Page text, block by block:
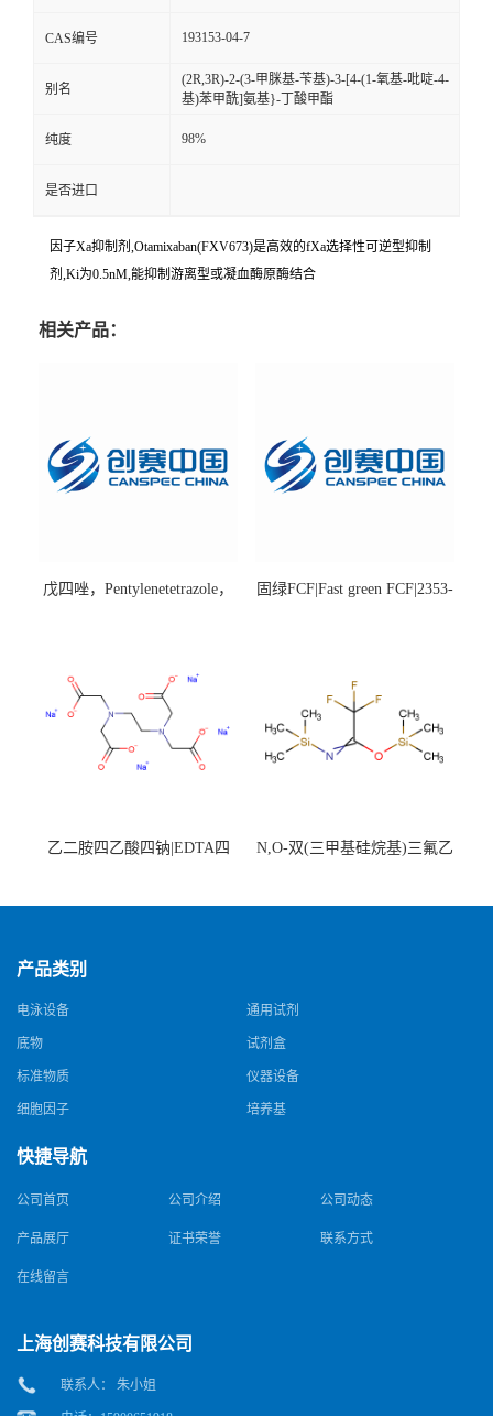
CAS编号 193153-04-7
别名
(2R,3R)-2-(3-甲脒基-苄基)-3-[4-(1-氧基-吡啶-4-
基)苯甲酰]氨基}-丁酸甲酯
纯度 98%
是否进口
因子Xa抑制剂,Otamixaban(FXV673)是高效的fXa选择性可逆型抑制
剂,Ki为0.5nM,能抑制游离型或凝血酶原酶结合
相关产品：
戊四唑，Pentylenetetrazole，
固绿FCF|Fast green FCF|2353-
乙二胺四乙酸四钠|EDTA四
N,O-双(三甲基硅烷基)三氟乙
产品类别
电泳设备 通用试剂
底物 试剂盒
标准物质 仪器设备
细胞因子 培养基
快捷导航
公司首页 公司介绍 公司动态
产品展厅 证书荣誉 联系方式
在线留言
上海创赛科技有限公司
联系人： 朱小姐